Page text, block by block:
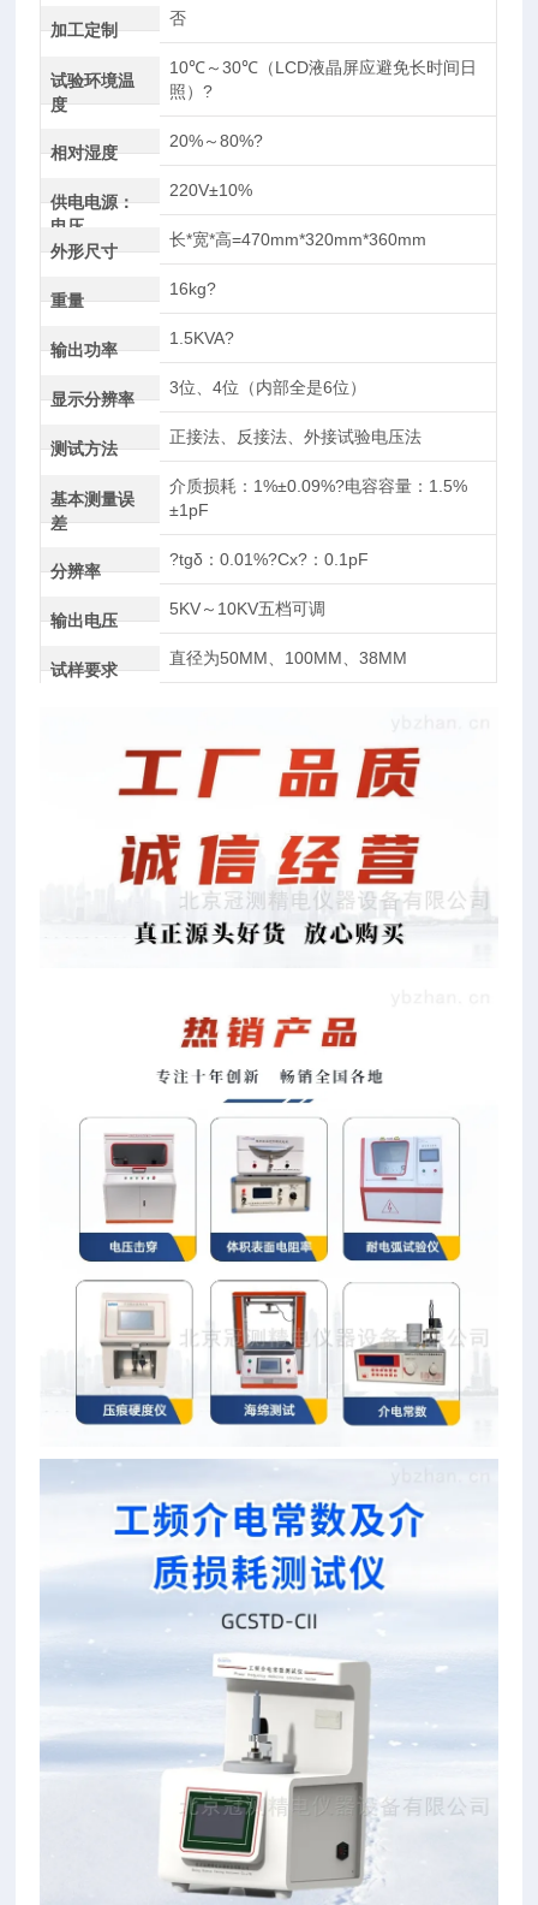
加工定制
否
试验环境温
度
10℃～30℃（LCD液晶屏应避免长时间日
照）?
相对湿度
20%～80%?
供电电源：
电压
220V±10%
外形尺寸
长*宽*高=470mm*320mm*360mm
重量
16kg?
输出功率
1.5KVA?
显示分辨率
3位、4位（内部全是6位）
测试方法
正接法、反接法、外接试验电压法
基本测量误
差
介质损耗：1%±0.09%?电容容量：1.5%
±1pF
分辨率
?tgδ：0.01%?Cx?：0.1pF
输出电压
5KV～10KV五档可调
试样要求
直径为50MM、100MM、38MM